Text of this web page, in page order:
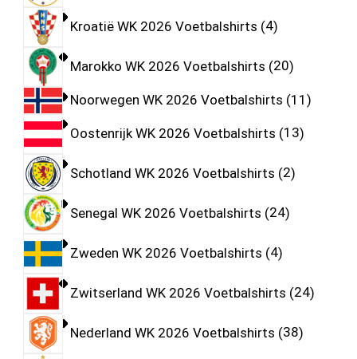
Kroatië WK 2026 Voetbalshirts 4
Marokko WK 2026 Voetbalshirts 20
Noorwegen WK 2026 Voetbalshirts 11
Oostenrijk WK 2026 Voetbalshirts 13
Schotland WK 2026 Voetbalshirts 2
Senegal WK 2026 Voetbalshirts 24
Zweden WK 2026 Voetbalshirts 4
Zwitserland WK 2026 Voetbalshirts 24
Nederland WK 2026 Voetbalshirts 38